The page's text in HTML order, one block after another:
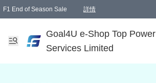
F1 End of Season Sale 詳情
Goal4U e-Shop Top Power
Services Limited